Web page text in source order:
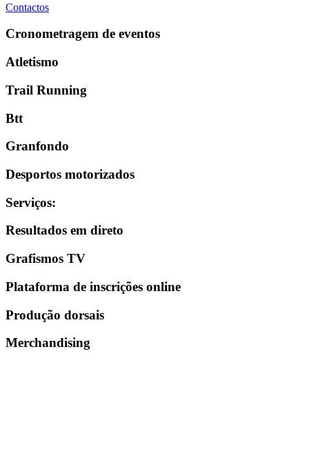
Contactos
Cronometragem de eventos
Atletismo
Trail Running
Btt
Granfondo
Desportos motorizados
Serviços:
Resultados em direto
Grafismos TV
Plataforma de inscrições online
Produção dorsais
Merchandising